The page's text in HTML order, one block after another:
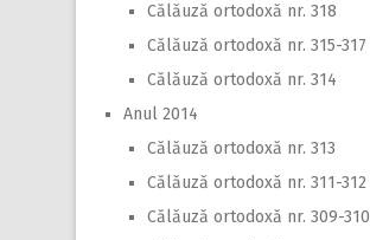
Călăuză ortodoxă nr. 318
Călăuză ortodoxă nr. 315-317
Călăuză ortodoxă nr. 314
Anul 2014
Călăuză ortodoxă nr. 313
Călăuză ortodoxă nr. 311-312
Călăuză ortodoxă nr. 309-310